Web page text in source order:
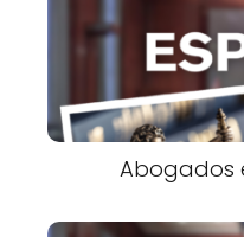
Abogados